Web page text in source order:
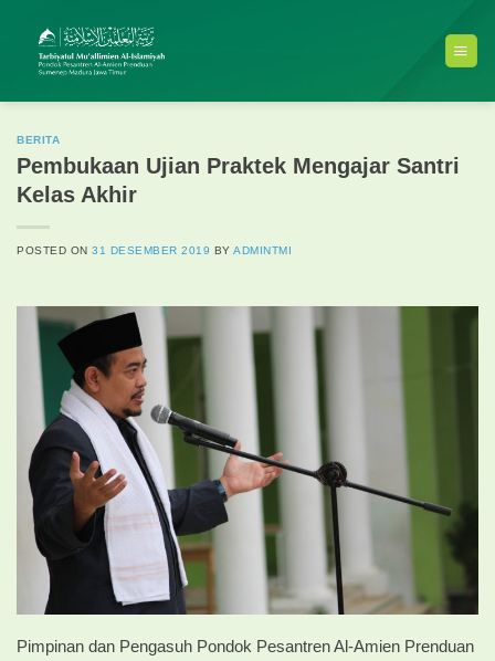
content
BERITA
Pembukaan Ujian Praktek Mengajar Santri
Kelas Akhir
POSTED ON31 DESEMBER 2019 BYADMINTMI
Pimpinan dan Pengasuh Pondok Pesantren Al-Amien Prenduan